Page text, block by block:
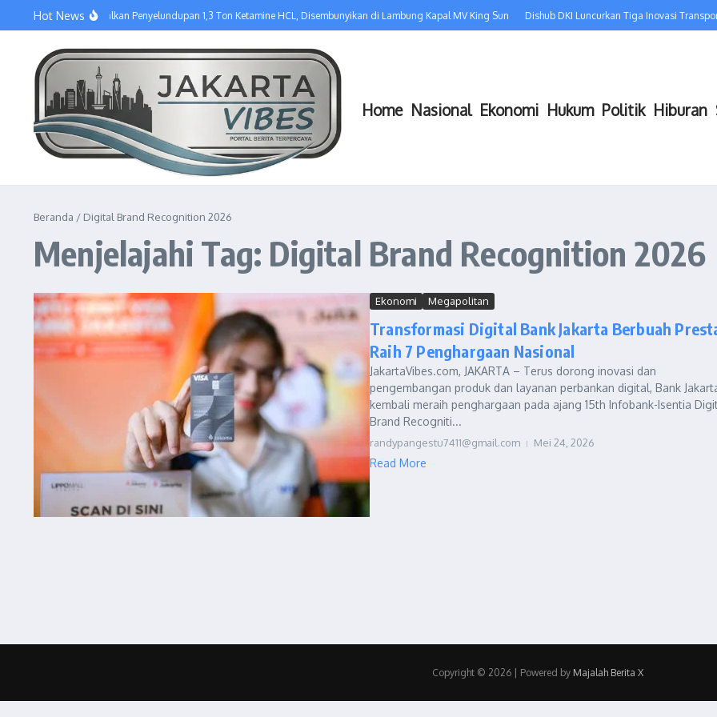
Hot News
Tim Gabungan Gagalkan Penyelundupan 1,3 Ton Ketamine HCL, Disembunyikan di Lambung Kapal MV King Sun Dishub DKI Luncurkan Tiga Inovasi
Home Nasional Ekonomi Hukum Politik Hiburan
Beranda / Digital Brand Recognition 2026
Menjelajahi Tag: Digital Brand Recognition 2026
Ekonomi Megapolitan
Transformasi Digital Bank Jakarta Berbuah
Raih 7 Penghargaan Nasional
JakartaVibes.com, JAKARTA – Terus dorong inovasi dan
pengembangan produk dan layanan perbankan digital, Bank
kembali meraih penghargaan pada ajang 15th Infobank-Isentia
Brand Recogniti...
randypangestu7411@gmail.com Mei 24, 2026
Read More
Copyright © 2026 | Powered by Majalah Berita X